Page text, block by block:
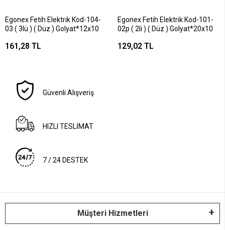
Egonex Fetih Elektrik Kod-104-
03 ( 3lü ) ( Düz ) Golyat*12x10
161,28 TL
Egonex Fetih Elektrik Kod-101-
02p ( 2li ) ( Düz ) Golyat*20x10
129,02 TL
Güvenli Alışveriş
HIZLI TESLİMAT
7 / 24 DESTEK
Müşteri Hizmetleri